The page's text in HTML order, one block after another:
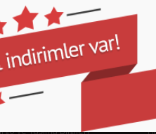
Takibi
ve Kullanım Şartları
ve Taşıma Bilgileri